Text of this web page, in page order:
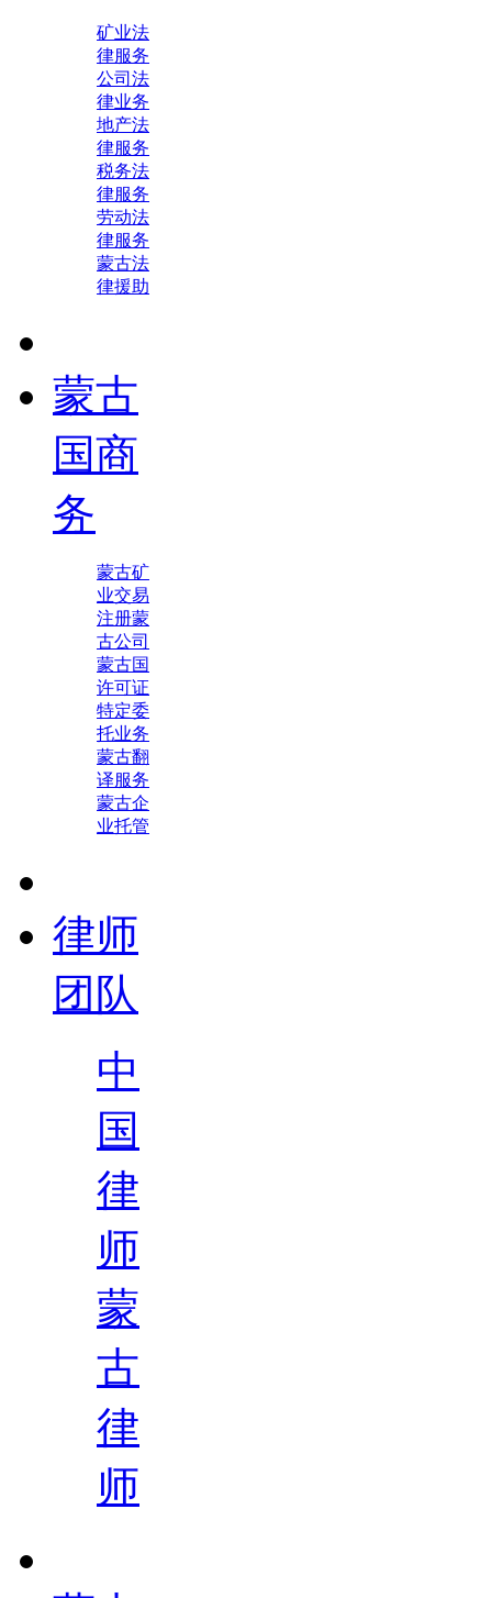
矿业法
律服务
公司法
律业务
地产法
律服务
税务法
律服务
劳动法
律服务
蒙古法
律援助
蒙古
国商
务
蒙古矿
业交易
注册蒙
古公司
蒙古国
许可证
特定委
托业务
蒙古翻
译服务
蒙古企
业托管
律师
团队
中
国
律
师
蒙
古
律
师